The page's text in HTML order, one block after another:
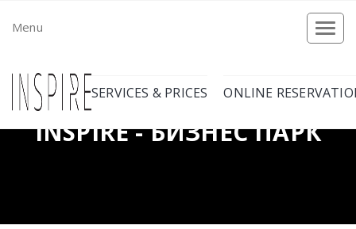
Menu
SERVICES & PRICES ONLINE
INSPIRE - БИЗНЕС ПАРК